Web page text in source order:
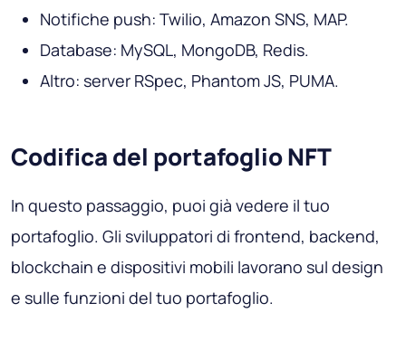
Notifiche push: Twilio, Amazon SNS, MAP.
Database: MySQL, MongoDB, Redis.
Altro: server RSpec, Phantom JS, PUMA.
Codifica del portafoglio NFT
In questo passaggio, puoi già vedere il tuo
portafoglio. Gli sviluppatori di frontend, backend,
blockchain e dispositivi mobili lavorano sul design
e sulle funzioni del tuo portafoglio.